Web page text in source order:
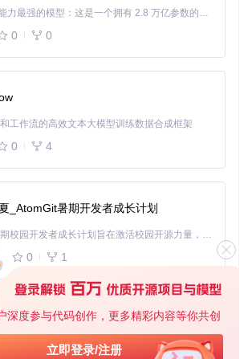
深度参与代码创作，更多精彩内容等你共创
立即登录/注册
并解压至Blender的脚本目录
搜索"Unity FBX format"并启用
合适的导出范围：
荐选
选中
象
文件体积最
小化
确保对象处于选
中状态
激活
保留骨骼层
整个
景
维持对象相
对位置
建议分区域导出
大型场景
出菜单中专门的"Unity FBX"选项，位于标准
Kimi K3 是Kimi能力最强的模型：这是一个拥有 2.8 万亿参数的混合专家（MoE）模型，具备原生视觉理解能力，并支持 100 万 token 的上下文窗口。
0 0
工作流的高效文本大模型训练数据合成框架
0 4
_AtomGit暑期开发者成长计划
「源启盛夏」暑期校园开发者成长计划旨在激活校园开源力量，通过积分激励、认证扶持、资源倾斜等形式，引导高校组织和开发者完成「入驻 — 建项目 — 做贡献 — 获认证 — 得资源」的完整闭环。无论你是想带领社团入驻平台的组织者，还是希望用代码贡献证明自己的开发者，都能在这里找到属于你的成长路径。
0 1
基于Python的Xiaozhi AI，适用于想要完整Xiaozhi体验而无需拥有专用硬件的用户。